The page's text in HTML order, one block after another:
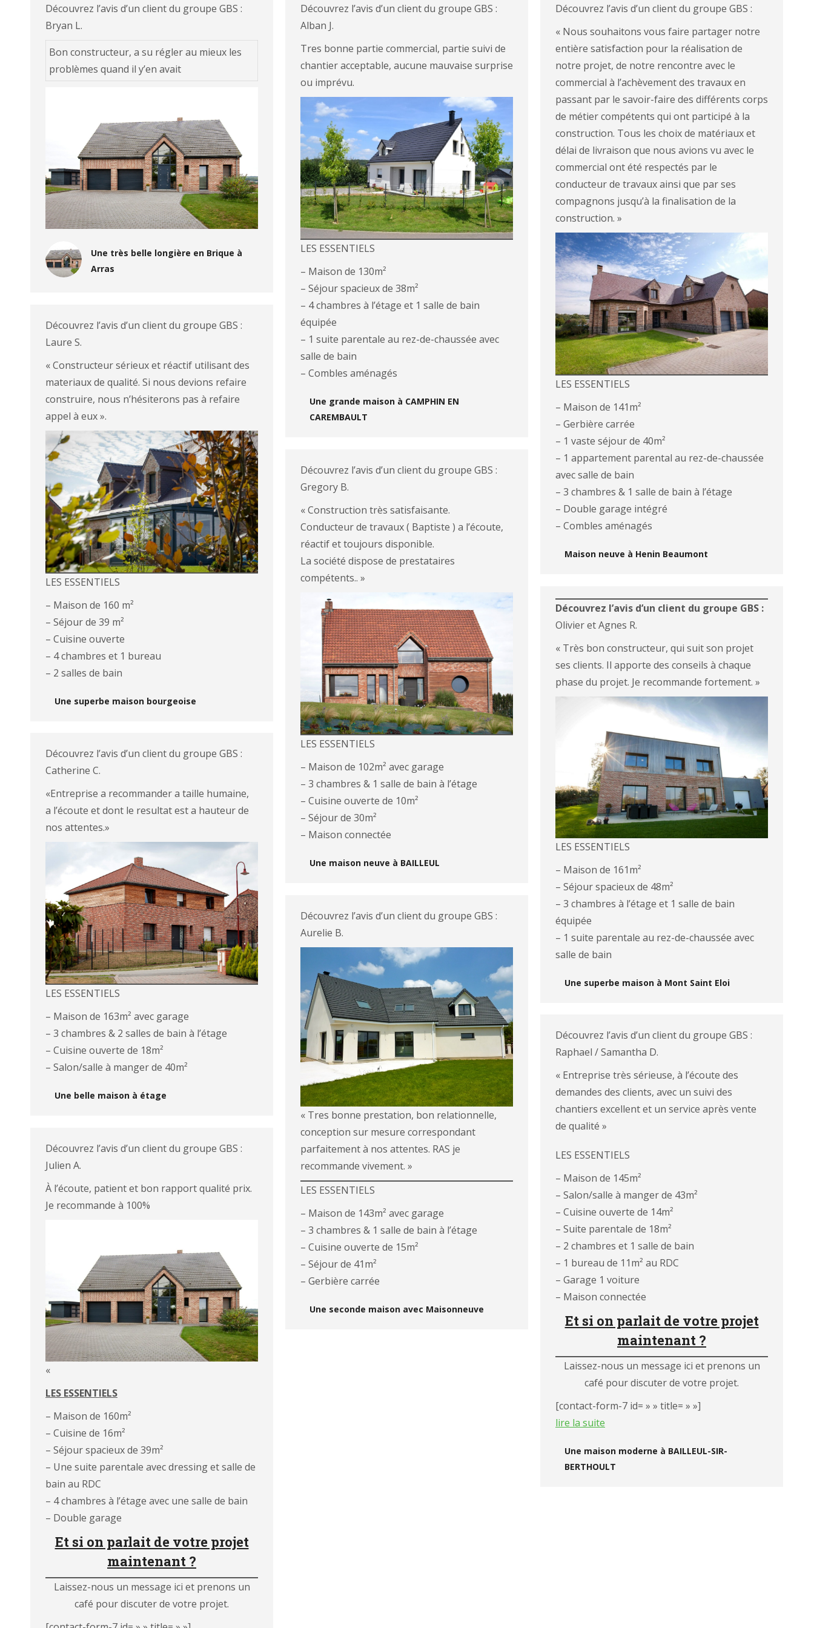
Découvrez l’avis d’un client du groupe GBS :
Bryan L.
Bon constructeur, a su régler au mieux les
problèmes quand il y’en avait
Une très belle longière en Brique à
Arras
Découvrez l’avis d’un client du groupe GBS :
Alban J.
Tres bonne partie commercial, partie suivi de
chantier acceptable, aucune mauvaise surprise
ou imprévu.
LES ESSENTIELS
– Maison de 130m²
– Séjour spacieux de 38m²
– 4 chambres à l’étage et 1 salle de bain
équipée
– 1 suite parentale au rez-de-chaussée avec
salle de bain
– Combles aménagés
Une grande maison à CAMPHIN EN
CAREMBAULT
Découvrez l’avis d’un client du groupe GBS :
« Nous souhaitons vous faire partager notre
entière satisfaction pour la réalisation de
notre projet, de notre rencontre avec le
commercial à l’achèvement des travaux en
passant par le savoir-faire des différents corps
de métier compétents qui ont participé à la
construction. Tous les choix de matériaux et
délai de livraison que nous avions vu avec le
commercial ont été respectés par le
conducteur de travaux ainsi que par ses
compagnons jusqu’à la finalisation de la
construction. »
LES ESSENTIELS
– Maison de 141m²
– Gerbière carrée
– 1 vaste séjour de 40m²
– 1 appartement parental au rez-de-chaussée
avec salle de bain
– 3 chambres & 1 salle de bain à l’étage
– Double garage intégré
– Combles aménagés
Maison neuve à Henin Beaumont
Découvrez l’avis d’un client du groupe GBS :
Laure S.
« Constructeur sérieux et réactif utilisant des
materiaux de qualité. Si nous devions refaire
construire, nous n’hésiterons pas à refaire
appel à eux ».
LES ESSENTIELS
– Maison de 160 m²
– Séjour de 39 m²
– Cuisine ouverte
– 4 chambres et 1 bureau
– 2 salles de bain
Une superbe maison bourgeoise
Découvrez l’avis d’un client du groupe GBS :
Gregory B.
« Construction très satisfaisante.
Conducteur de travaux ( Baptiste ) a l’écoute,
réactif et toujours disponible.
La société dispose de prestataires
compétents.. »
LES ESSENTIELS
– Maison de 102m² avec garage
– 3 chambres & 1 salle de bain à l’étage
– Cuisine ouverte de 10m²
– Séjour de 30m²
– Maison connectée
Une maison neuve à BAILLEUL
Découvrez l’avis d’un client du groupe GBS :
Olivier et Agnes R.
« Très bon constructeur, qui suit son projet
ses clients. Il apporte des conseils à chaque
phase du projet. Je recommande fortement. »
LES ESSENTIELS
– Maison de 161m²
– Séjour spacieux de 48m²
– 3 chambres à l’étage et 1 salle de bain
équipée
– 1 suite parentale au rez-de-chaussée avec
salle de bain
Une superbe maison à Mont Saint Eloi
Découvrez l’avis d’un client du groupe GBS :
Catherine C.
«Entreprise a recommander a taille humaine,
a l’écoute et dont le resultat est a hauteur de
nos attentes.»
LES ESSENTIELS
– Maison de 163m² avec garage
– 3 chambres & 2 salles de bain à l’étage
– Cuisine ouverte de 18m²
– Salon/salle à manger de 40m²
Une belle maison à étage
Découvrez l’avis d’un client du groupe GBS :
Aurelie B.
« Tres bonne prestation, bon relationnelle,
conception sur mesure correspondant
parfaitement à nos attentes. RAS je
recommande vivement. »
LES ESSENTIELS
– Maison de 143m² avec garage
– 3 chambres & 1 salle de bain à l’étage
– Cuisine ouverte de 15m²
– Séjour de 41m²
– Gerbière carrée
Une seconde maison avec Maisonneuve
Découvrez l’avis d’un client du groupe GBS :
Raphael / Samantha D.
« Entreprise très sérieuse, à l’écoute des
demandes des clients, avec un suivi des
chantiers excellent et un service après vente
de qualité »
LES ESSENTIELS
– Maison de 145m²
– Salon/salle à manger de 43m²
– Cuisine ouverte de 14m²
– Suite parentale de 18m²
– 2 chambres et 1 salle de bain
– 1 bureau de 11m² au RDC
– Garage 1 voiture
– Maison connectée
Et si on parlait de votre projet
maintenant ?
Laissez-nous un message ici et prenons un
café pour discuter de votre projet.
[contact-form-7 id= » » title= » »]
lire la suite
Une maison moderne à BAILLEUL-SIR-
BERTHOULT
Découvrez l’avis d’un client du groupe GBS :
Julien A.
À l’écoute, patient et bon rapport qualité prix.
Je recommande à 100%
«
LES ESSENTIELS
– Maison de 160m²
– Cuisine de 16m²
– Séjour spacieux de 39m²
– Une suite parentale avec dressing et salle de
bain au RDC
– 4 chambres à l’étage avec une salle de bain
– Double garage
Et si on parlait de votre projet
maintenant ?
Laissez-nous un message ici et prenons un
café pour discuter de votre projet.